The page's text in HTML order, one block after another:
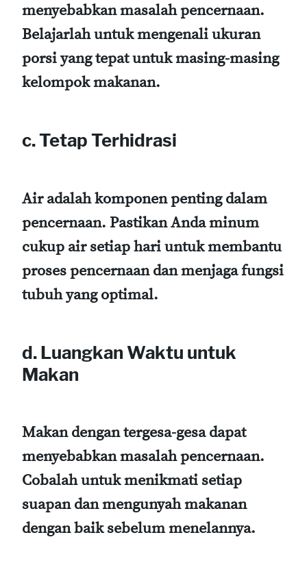
menyebabkan masalah pencernaan.
Belajarlah untuk mengenali ukuran
porsi yang tepat untuk masing-masing
kelompok makanan.
c. Tetap Terhidrasi
Air adalah komponen penting dalam
pencernaan. Pastikan Anda minum
cukup air setiap hari untuk membantu
proses pencernaan dan menjaga fungsi
tubuh yang optimal.
d. Luangkan Waktu untuk
Makan
Makan dengan tergesa-gesa dapat
menyebabkan masalah pencernaan.
Cobalah untuk menikmati setiap
suapan dan mengunyah makanan
dengan baik sebelum menelannya.